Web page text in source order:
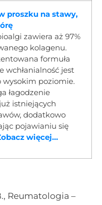
proszku na stawy,
zawiera aż 97%
kolagenu.
formuła
wchłanialność jest
wysokim poziomie.
łagodzenie
istniejących
dodatkowo
pojawianiu się
więcej...
Reumatologia –